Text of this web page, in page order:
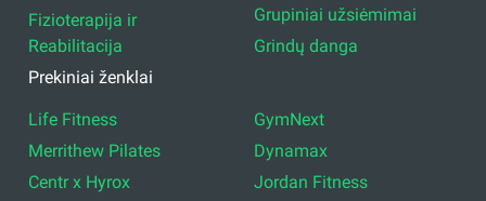
Fizioterapija ir
Reabilitacija
Grupiniai užsiėmimai
Grindų danga
Prekiniai ženklai
Life Fitness
Merrithew Pilates
Centr x Hyrox
GymNext
Dynamax
Jordan Fitness